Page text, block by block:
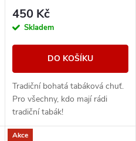
450 Kč
Skladem
DO KOŠÍKU
Tradiční bohatá tabáková chuť.
Pro všechny, kdo mají rádi
tradiční tabák!
Akce